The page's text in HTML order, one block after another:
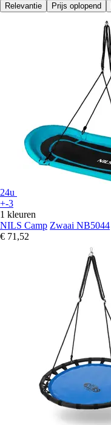
Relevantie
Prijs oplopend
24u
+-3
1 kleuren
NILS Camp Zwaai NB5044
€ 71,52